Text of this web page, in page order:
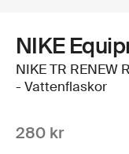
NIKE
NIKE TR RENEW
- Vattenflaskor
280 kr